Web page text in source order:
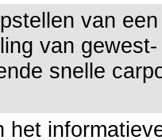
van
van
snelle
het